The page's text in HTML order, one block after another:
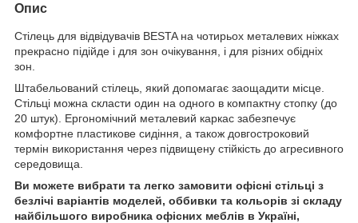
Опис
Стілець для відвідувачів BESTA на чотирьох металевих ніжках
прекрасно підійде і для зон очікування, і для різних обідніх
зон.
Штабельований стілець, який допомагає заощадити місце.
Стільці можна скласти один на одного в компактну стопку (до
20 штук). Ергономічний металевий каркас забезпечує
комфортне пластикове сидіння, а також довгостроковий
термін використання через підвищену стійкість до агресивного
середовища.
Ви можете вибрати та легко замовити офісні стільці з
безлічі варіантів моделей, оббивки та кольорів зі складу
найбільшого виробника офісних меблів в Україні,